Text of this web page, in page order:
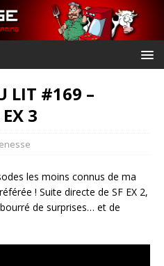
LIT #169 –
3
les moins connus de ma
! Suite directe de SF EX 2,
de surprises… et de